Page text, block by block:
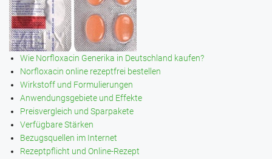
Wie Norfloxacin Generika in Deutschland kaufen?
Norfloxacin online rezeptfrei bestellen
Wirkstoff und Formulierungen
Anwendungsgebiete und Effekte
Preisvergleich und Sparpakete
Verfügbare Stärken
Bezugsquellen im Internet
Rezeptpflicht und Online-Rezept